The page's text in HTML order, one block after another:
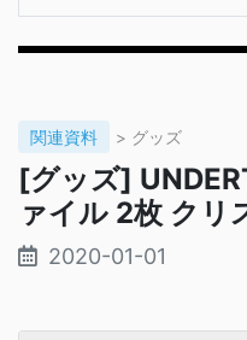
関連資料 > グッズ
[グッズ]
ァイル 2枚 クリ
2020-01-01